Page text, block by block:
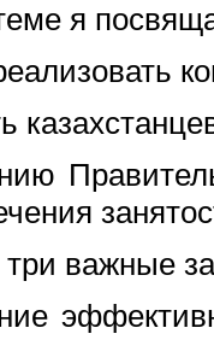
я
важные